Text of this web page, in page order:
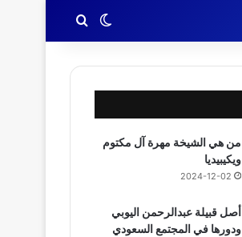
الوضع المظلم
بحث عن
من هي الشيخة مهرة آل مكتوم
ويكيبيديا
2024-12-02
أصل قبيلة عبدالرحمن اليوبي
ودورها في المجتمع السعودي